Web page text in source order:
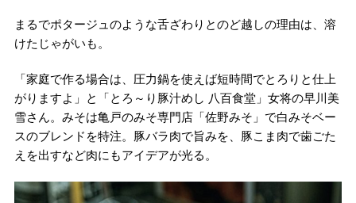
まるでポタージュのような舌ざわりとのど越しの理由は、溶
けたじゃがいも。
「家庭で作る場合は、圧力鍋を使えば短時間でとろりと仕上
がりますよ」と「とろ～り豚汁めし 八百食堂」女将の早川美
雪さん。みそは亀戸のみそ専門店「佐野みそ」で白みそベー
スのブレンドを特注。豚バラ肉で旨みを、豚こま肉で歯ごた
えを出すなど肉にもアイデアが光る。